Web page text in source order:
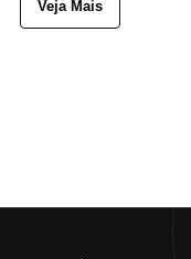
Veja Mais